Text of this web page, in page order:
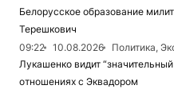
Белорусское образование
Терешкович
09:22
10.08.2026
Политика,
Лукашенко видит
отношениях с Эквадором